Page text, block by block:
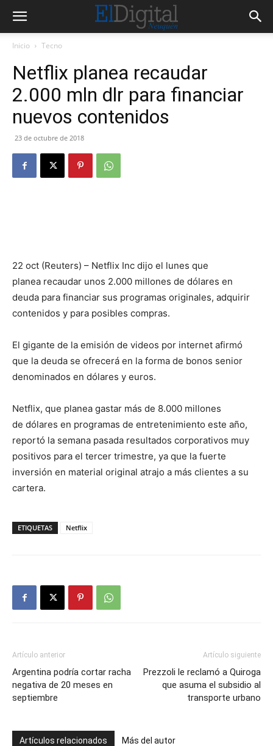
Inicio Tecno
Netflix planea recaudar
2.000 mln dlr para financiar
nuevos contenidos
23 de octubre de 2018
22 oct (Reuters) – Netflix Inc dijo el lunes que
planea recaudar unos 2.000 millones de dólares en
deuda para financiar sus programas originales, adquirir
contenidos y para posibles compras.
El gigante de la emisión de videos por internet afirmó
que la deuda se ofrecerá en la forma de bonos senior
denominados en dólares y euros.
Netflix, que planea gastar más de 8.000 millones
de dólares en programas de entretenimiento este año,
reportó la semana pasada resultados corporativos muy
positivos para el tercer trimestre, ya que la fuerte
inversión en material original atrajo a más clientes a su
cartera.
ETIQUETAS Netflix
Artículo anterior
Argentina podría cortar racha
negativa de 20 meses en
septiembre
Artículo siguiente
Prezzoli le reclamó a Quiroga
que asuma el subsidio al
transporte urbano
Artículos relacionados Más del autor